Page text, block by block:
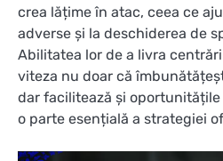
crea lățime în atac, ceea ce
adverse și la deschiderea de
Abilitatea lor de a livra
viteza nu doar că
dar facilitează și
o parte esențială a strategiei